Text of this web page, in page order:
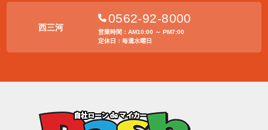
西三河
0562-92-8000
営業時間：AM10:00 ～ PM7:00
定休日：毎週水曜日